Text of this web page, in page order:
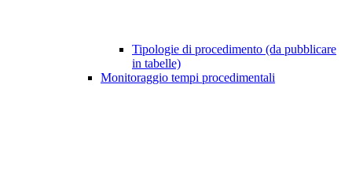
Tipologie di procedimento (da pubblicare
in tabelle)
Monitoraggio tempi procedimentali